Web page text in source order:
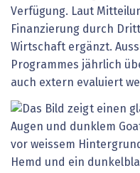
Verfügung. Laut
Finanzierung durch
Wirtschaft ergänzt.
Programmes jährlich
auch extern evaluiert